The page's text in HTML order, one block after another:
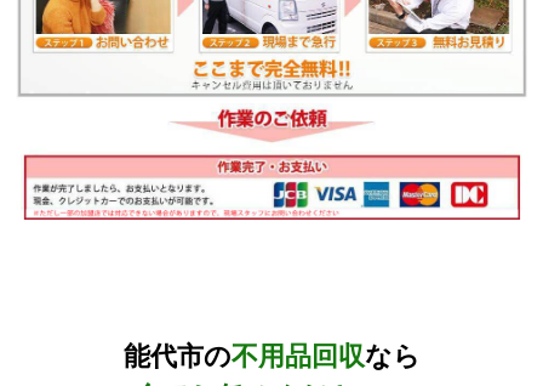
能代市の不用品回収なら